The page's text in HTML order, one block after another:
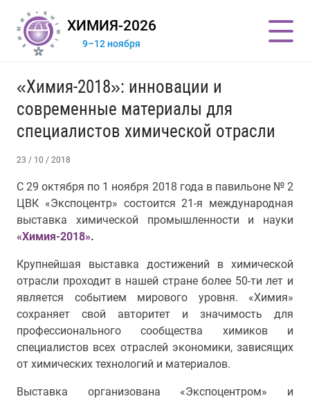
ХИМИЯ-2026
9–12 ноября
«Химия-2018»: инновации и
современные материалы для
специалистов химической отрасли
23 / 10 / 2018
С 29 октября по 1 ноября 2018 года в павильоне № 2
ЦВК «Экспоцентр» состоится 21-я международная
выставка химической промышленности и науки
«Химия-2018».
Крупнейшая выставка достижений в химической
отрасли проходит в нашей стране более 50-ти лет и
является событием мирового уровня. «Химия»
сохраняет свой авторитет и значимость для
профессионального сообщества химиков и
специалистов всех отраслей экономики, зависящих
от химических технологий и материалов.
Выставка организована «Экспоцентром» и